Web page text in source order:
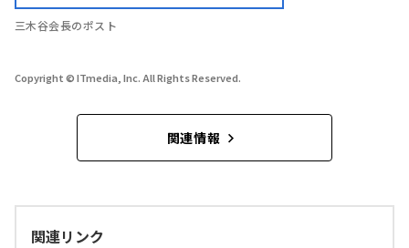
三木谷会長のポスト
Copyright © ITmedia, Inc. All Rights Reserved.
関連情報
関連リンク